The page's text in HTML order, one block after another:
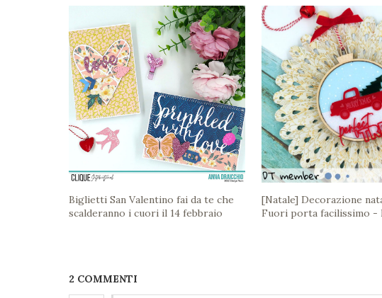
Biglietti San Valentino fai da te che
scalderanno i cuori il 14 febbraio
[Natale] Decorazione
Fuori porta facilissimo -
2 COMMENTI